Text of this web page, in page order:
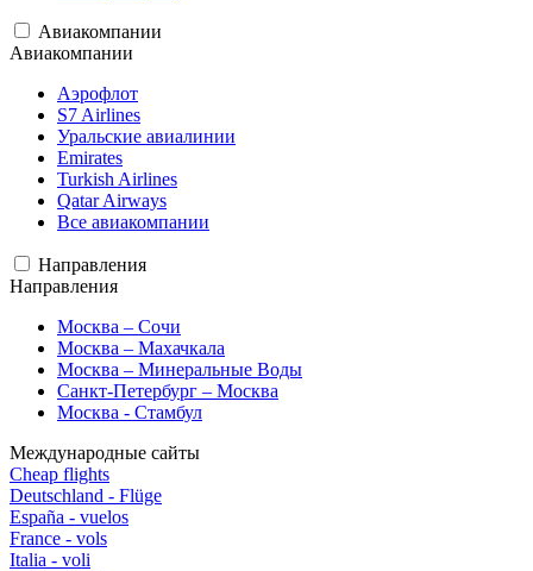
Авиакомпании
Авиакомпании
Аэрофлот
S7 Airlines
Уральские авиалинии
Emirates
Turkish Airlines
Qatar Airways
Все авиакомпании
Направления
Направления
Москва – Сочи
Москва – Махачкала
Москва – Минеральные Воды
Санкт-Петербург – Москва
Москва - Стамбул
Международные сайты
Cheap flights
Deutschland - Flüge
España - vuelos
France - vols
Italia - voli